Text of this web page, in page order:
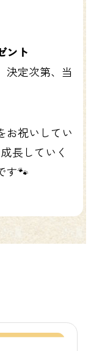
ント
定次第、当
お祝いしてい
長していく
す🐾